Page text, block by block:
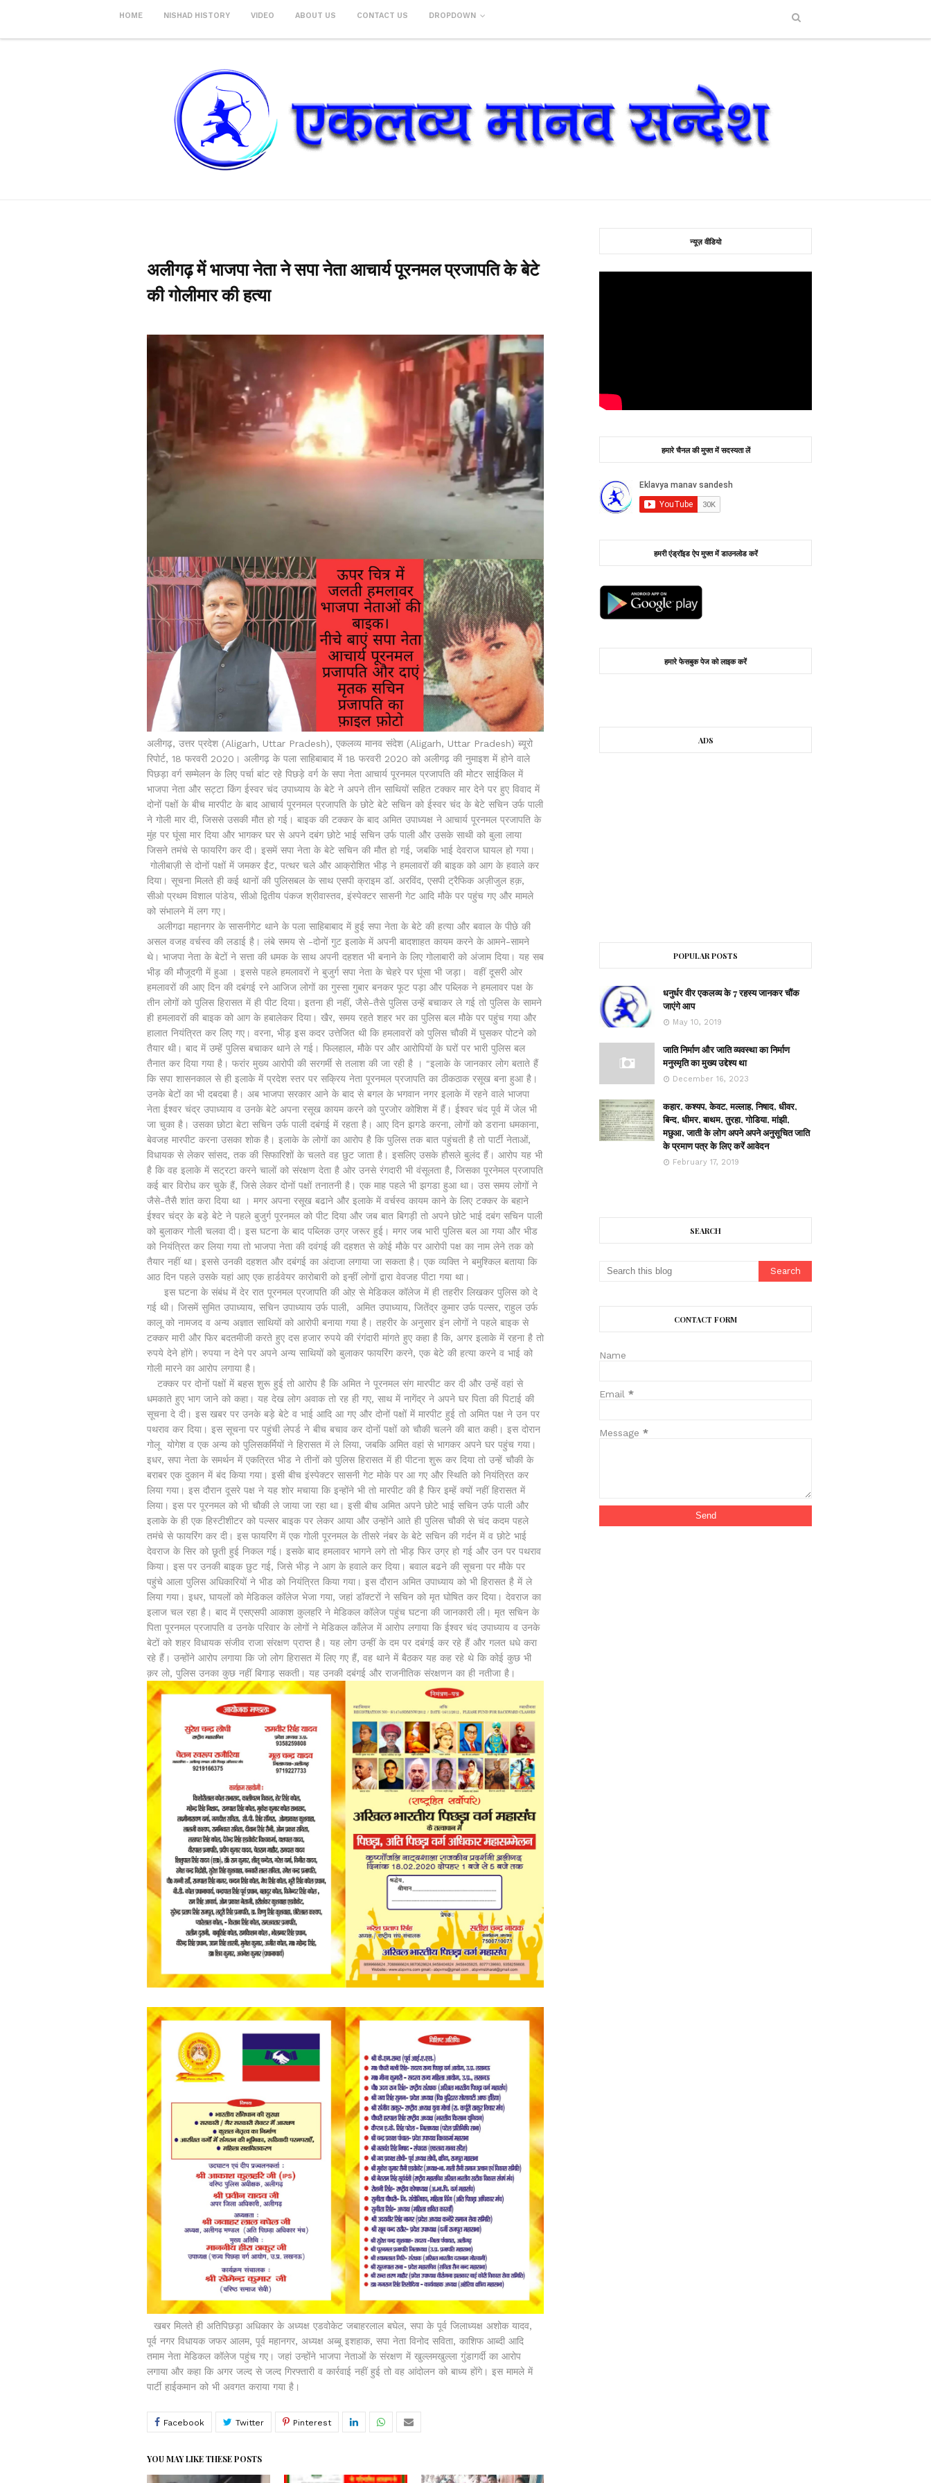
HOME NISHAD HISTORY VIDEO ABOUT US CONTACT US DROPDOWN
अलीगढ़ में भाजपा नेता ने सपा नेता आचार्य पूरनमल प्रजापति के बेटे
की गोलीमार की हत्या
अलीगढ़, उत्तर प्रदेश (Aligarh, Uttar Pradesh), एकलव्य मानव संदेश (Aligarh, Uttar Pradesh) ब्यूरो
रिपोर्ट, 18 फरवरी 2020। अलीगढ़ के पला साहिबाबाद में 18 फरवरी 2020 को अलीगढ़ की नुमाइश में होने वाले
पिछड़ा वर्ग सम्मेलन के लिए पर्चा बांट रहे पिछड़े वर्ग के सपा नेता आचार्य पूरनमल प्रजापति की मोटर साईकिल में
भाजपा नेता और सट्टा किंग ईस्वर चंद उपाध्याय के बेटे ने अपने तीन साथियों सहित टक्कर मार देने पर हुए विवाद में
दोनों पक्षों के बीच मारपीट के बाद आचार्य पूरनमल प्रजापति के छोटे बेटे सचिन को ईस्वर चंद के बेटे सचिन उर्फ पाली
ने गोली मार दी, जिससे उसकी मौत हो गई। बाइक की टक्कर के बाद अमित उपाध्यक्ष ने आचार्य पूरनमल प्रजापति के
मुंह पर घूंसा मार दिया और भागकर घर से अपने दबंग छोटे भाई सचिन उर्फ पाली और उसके साथी को बुला लाया
जिसने तमंचे से फायरिंग कर दी। इसमें सपा नेता के बेटे सचिन की मौत हो गई, जबकि भाई देवराज घायल हो गया।
गोलीबाज़ी से दोनों पक्षों में जमकर ईंट, पत्थर चले और आक्रोशित भीड़ ने हमलावरों की बाइक को आग के हवाले कर
दिया। सूचना मिलते ही कई थानों की पुलिसबल के साथ एसपी क्राइम डॉ. अरविंद, एसपी ट्रैफिक अज़ीजुल हक़,
सीओ प्रथम विशाल पांडेय, सीओ द्वितीय पंकज श्रीवास्तव, इंस्पेक्टर सासनी गेट आदि मौके पर पहुंच गए और मामले
को संभालने में लग गए।
अलीगढा महानगर के सासनीगेट थाने के पला साहिबाबाद में हुई सपा नेता के बेटे की हत्या और बवाल के पीछे की
असल वजह वर्चस्व की लडाई है। लंबे समय से -दोनों गुट इलाके में अपनी बादशाहत कायम करने के आमने-सामने
थे। भाजपा नेता के बेटों ने सत्ता की धमक के साथ अपनी दहशत भी बनाने के लिए गोलाबारी को अंजाम दिया। यह सब
भीड़ की मौजूदगी में हुआ । इससे पहले हमलावरों ने बुजुर्ग सपा नेता के चेहरे पर घूंसा भी जड़ा। वहीं दूसरी ओर
हमलावरों की आए दिन की दबंगई रने आजिज लोगों का गुस्सा गुबार बनकर फूट पड़ा और पब्लिक ने हमलावर पक्ष के
तीन लोगों को पुलिस हिरासत में ही पीट दिया। इतना ही नहीं, जैसे-तैसे पुलिस उन्हें बचाकर ले गई तो पुलिस के सामने
ही हमलावरों की बाइक को आग के हबालेकर दिया। खैर, समय रहते शहर भर का पुलिस बल मौके पर पहुंच गया और
हालात नियंत्रित कर लिए गए। वरना, भीड़ इस कदर उत्तेजित थी कि हमलावरों को पुलिस चौकी में घुसकर पोटने को
तैयार थी। बाद में उम्हें पुलिस बचाकर थाने ले गई। फिलहाल, मौके पर और आरोपियों के घरों पर भारी पुलिस बल
तैनात कर दिया गया है। फरांर मुख्य आरोपी की सरगर्मी से तलाश की जा रही है । "इलाके के जानकार लोग बताते हैं
कि सपा शासनकाल से ही इलाके में प्रदेश स्तर पर सक्रिय नेता पूरनमल प्रजापति का ठीकठाक रसूख बना हुआ है।
उनके बेटों का भी दबदबा है। अब भाजपा सरकार आने के बाद से बगल के भगवान नगर इलाके में रहने वाले भाजपा
नेता ईश्वर चंद्र उपाध्याय व उनके बेटे अपना रसूख कायम करने को पुरजोर कोशिश में हैं। ईश्वर चंद पूर्व में जेल भी
जा चुका है। उसका छोटा बेटा सचिन उर्फ पाली दबंगई में रहता है। आए दिन झगडे करना, लोगों को डराना धमकाना,
बेवजह मारपीट करना उसका शोक है। इलाके के लोगों का आरोप है कि पुलिस तक बात पहुंचती है तो पार्टी नेताओं,
विधायक से लेकर सांसद, तक की सिफारिशों के चलते वह छुट जाता है। इसलिए उसके हौसले बुलंद हैं। आरोप यह भी
है कि वह इलाके में सट्रटा करने चालों को संरक्षण देता है ओर उनसे रंगदारी भी वंसूलता है, जिसका पूरनेमल प्रजापति
कई बार विरोध कर चुके हैं, जिसे लेकर दोनों पक्षों तनातनी है। एक माह पहले भी झगडा हुआ था। उस समय लोगों ने
जैसे-तैसै शांत करा दिया था । मगर अपना रसूख बढाने और इलाके में वर्चस्व कायम काने के लिए टक्कर के बहाने
ईश्वर चंद्र के बड़े बेटे ने पहले बुजुर्ग पूरनमल को पीट दिया और जब बात बिगड़ी तो अपने छोटे भाई दबंग सचिन पाली
को बुलाकर गोली चलवा दी। इस घटना के बाद पब्लिक उग्र जरूर हुई। मगर जब भारी पुलिस बल आ गया और भीड
को नियंत्रित कर लिया गया तो भाजपा नेता की दवंगई की दहशत से कोई मौके पर आरोपी पक्ष का नाम लेने तक को
तैयार नहीं था। इससे उनकी दहशत और दबंगई का अंदाजा लगाया जा सकता है। एक व्यक्ति ने बमुश्किल बताया कि
आठ दिन पहले उसके यहां आए एक हार्डवेयर कारोबारी को इन्हीं लोगों द्वारा वेवजह पीटा गया था।
इस घटना के संबंध में देर रात पूरनमल प्रजापति की ओऱ से मेडिकल कॉलेज में ही तहरीर लिखकर पुलिस को दे
गई थी। जिसमें सुमित उपाध्याय, सचिन उपाध्याय उर्फ पाली, अमित उपाध्याय, जितेंद्र कुमार उर्फ पल्सर, राहुल उर्फ
कालू को नामजद व अन्य अज्ञात साथियों को आरोपी बनाया गया है। तहरीर के अनुसार इंन लोगों ने पहले बाइक से
टक्कर मारी और फिर बदतमीजी करते हुए दस हजार रुपये की रंगंदारी मांगते हुए कहा है कि, अगर इलाके में रहना है तो
रुपये देने होंगे। रुपया न देने पर अपने अन्य साथियों को बुलाकर फायरिंग करने, एक बेटे की हत्या करने व भाई को
गोली मारने का आरोप लगाया है।
टक्कर पर दोनों पक्षों में बहस शुरू हुई तो आरोप है कि अमित ने पूरनमल संग मारपीट कर दी और उन्हें वहां से
धमकाते हुए भाग जाने को कहा। यह देख लोग अवाक तो रह ही गए, साथ में नागेंद्र ने अपने घर पिता की पिटाई की
सूचना दे दी। इस खबर पर उनके बड़े बेटे व भाई आदि आ गए और दोनों पक्षों में मारपीट हुई तो अमित पक्ष ने उन पर
पथराव कर दिया। इस सूचना पर पहुंची लेपर्ड ने बीच बचाव कर दोनों पक्षों को चौकी चलने की बात कही। इस दोरान
गोलू योगेश व एक अन्य को पुलिसकर्मियों ने हिरासत में ले लिया, जबकि अमित वहां से भागकर अपने घर पहुंच गया।
इधर, सपा नेता के समर्थन में एकत्रित भीड ने तीनों को पुलिस हिरासत में ही पीटना शुरू कर दिया तो उन्हें चौकी के
बराबर एक दुकान में बंद किया गया। इसी बीच इंस्पेक्टर सासनी गेट मोके पर आ गए और स्थिति को नियंत्रित कर
लिया गया। इस दौरान दूसरे पक्ष ने यह शोर मचाया कि इन्होंने भी तो मारपीट की है फिर इम्हें क्यों नहीं हिरासत में
लिया। इस पर पूरनमल को भी चौकी ले जाया जा रहा था। इसी बीच अमित अपने छोटे भाई सचिन उर्फ पाली और
इलाके के ही एक हिस्टीशीटर को पल्सर बाइक पर लेकर आया और उन्होंने आते ही पुलिस चौकी से चंद कदम पहले
तमंचे से फायरिंग कर दी। इस फायरिंग में एक गोली पूरनमल के तीसरे नंबर के बेटे सचिन की गर्दन में व छोटे भाई
देवराज के सिर को छूती हुई निकल गई। इसके बाद हमलावर भागने लगे तो भीड़ फिर उग्र हो गई और उन पर पथराव
किया। इस पर उनकी बाइक छुट गई, जिसे भीड़ ने आग के हवाले कर दिया। बवाल बढने की सूचना पर मौके पर
पहुंचे आला पुलिस अधिकारियों ने भीड को नियंत्रित किया गया। इस दौरान अमित उपाध्याय को भी हिरासत है में ले
लिया गया। इधर, घायलों को मेडिकल कॉलेज भेजा गया, जहां डॉक्टरों ने सचिन को मृत घोषित कर दिया। देवराज का
इलाज चल रहा है। बाद में एसएसपी आकाश कुलहरि ने मेडिकल कॉलेज पहुंच घटना की जानकारी ली। मृत सचिन के
पिता पूरनमल प्रजापति व उनके परिवार के लोगों ने मेडिकल काँलेज में आरोप लगाया कि ईश्वर चंद उपाध्याय व उनके
बेटों को शहर विधायक संजीव राजा संरक्षण प्राप्त है। यह लोग उन्हीं के दम पर दबंगई कर रहे हैं और गलत धधे करा
रहे हैं। उन्होंने आरोप लगाया कि जो लोग हिरासत में लिए गए हैं, वह थाने में बैठकर यह कह रहे थे कि कोई कुछ भी
क़र लो, पुलिस उनका कुछ नहीं बिगाड़ सकती। यह उनकी दबंगई और राजनीतिक संरक्षणन का ही नतीजा है।
खबर मिलते ही अतिपिछड़ा अधिकार के अध्यक्ष एडवोकेट जबाहरलाल बघेल, सपा के पूर्व जिलाध्यक्ष अशोक यादव,
पूर्व नगर विधायक जफर आलम, पूर्व महानगर, अध्यक्ष अब्बू इशहाक, सपा नेता विनोद सविता, काशिफ आब्दी आदि
तमाम नेता मेडिकल कॉलेज पहुंच गए। जहां उन्होंने भाजपा नेताओं के संरक्षण में खुल्लमखुल्ला गुंडागर्दी का आरोप
लगाया और कहा कि अगर जल्द से जल्द गिरफ्तारी व कार्रवाई नहीं हुई तो वह आंदोलन को बाध्य होंगे। इस मामले में
पार्टी हाईकमान को भी अवगत कराया गया है।
YOU MAY LIKE THESE POSTS
न्यूज़ वीडियो
हमारे चैनल की मुफ्त में सदस्यता लें
हमरी एंड्रॉइड ऐप मुफ्त में डाउनलोड करें
हमारे फेसबुक पेज को लाइक करें
ADS
POPULAR POSTS
धनुर्धर वीर एकलव्य के 7 रहस्य जानकर चौंक
जाएंगे आप
May 10, 2019
जाति निर्माण और जाति व्यवस्था का निर्माण
मनुस्मृति का मुख्य उद्देश्य था
December 16, 2023
कहार, कश्यप, केवट, मल्लाह, निषाद, धीवर,
बिन्द, धीमर, बाथम, तुरहा, गोडिया, मांझी,
मछुआ, जाती के लोग अपने अपने अनुसूचित जाति
के प्रमाण पत्र के लिए करें आवेदन
February 17, 2019
SEARCH
CONTACT FORM
Name
Email*
Message*